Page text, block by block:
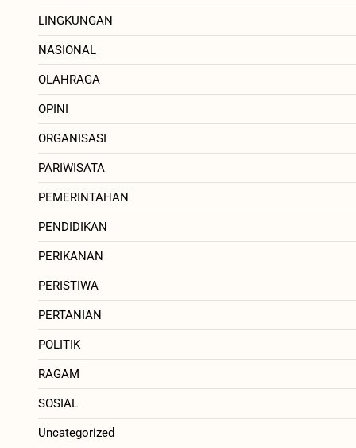
LINGKUNGAN
NASIONAL
OLAHRAGA
OPINI
ORGANISASI
PARIWISATA
PEMERINTAHAN
PENDIDIKAN
PERIKANAN
PERISTIWA
PERTANIAN
POLITIK
RAGAM
SOSIAL
Uncategorized